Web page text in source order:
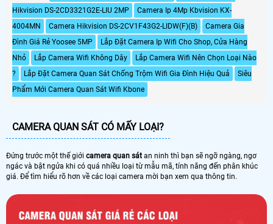
Hikvision DS-2CD3321G2E-LIU 2MP
Camera Ip 4Mp Kbvision KX-
4004MN
Camera Hikvision DS-2CV1F43G2-LIDW(F)(B)
Camera Gia
Đình Giá Rẻ Yoosee 5MP
Lắp Đặt Camera Ip Wifi Cho Shop, Cửa Hàng
Nhỏ
Lắp Camera Wifi Không Dây
Lắp Camera Wifi Nên Chọn Loại Nào
?
Lắp Đặt Camera Quan Sát Chống Trộm Wifi Gia Đình Hiệu Quả
Siêu
Phẩm Mới Camera Quan Sát Wifi Kbone
CAMERA QUAN SÁT CÓ MẤY LOẠI?
Đứng trước một thế giới camera quan sát an ninh thì bạn sẽ ngỡ ngàng, ngơ
ngác và bật ngửa khi có quá nhiều loại từ mẫu mã, tính năng đến phân khúc
giá. Để tìm hiểu rõ hơn về các loại camera mời bạn xem qua thông tin.